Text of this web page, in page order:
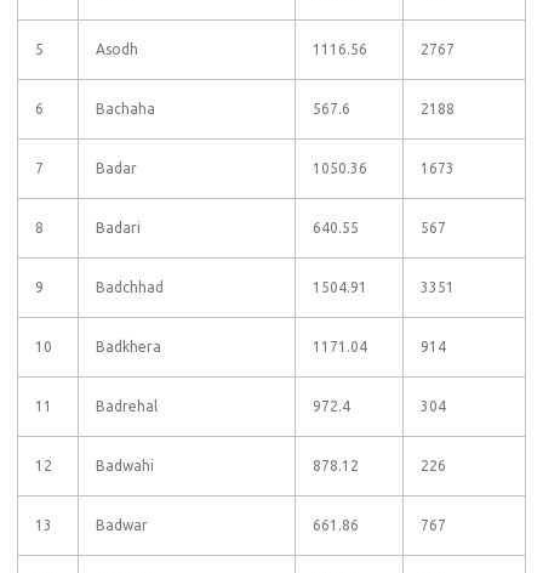
5 Asodh 1116.56 2767
6 Bachaha 567.6 2188
7 Badar 1050.36 1673
8 Badari 640.55 567
9 Badchhad 1504.91 3351
10 Badkhera 1171.04 914
11 Badrehal 972.4 304
12 Badwahi 878.12 226
13 Badwar 661.86 767